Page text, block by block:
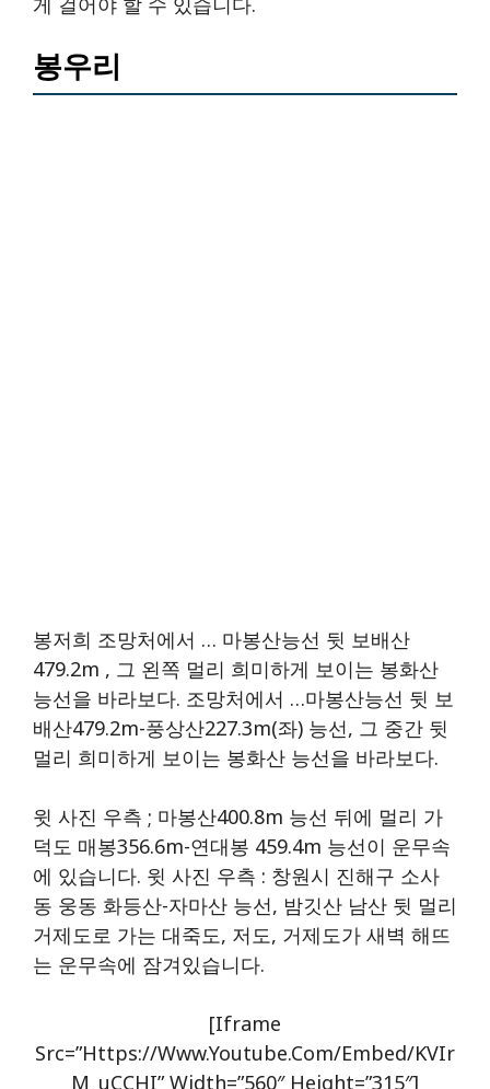
봉우리
봉저희 조망처에서 … 마봉산능선 뒷 보배산
479.2m , 그 왼쪽 멀리 희미하게 보이는 봉화산
능선을 바라보다. 조망처에서 …마봉산능선 뒷 보
배산479.2m-풍상산227.3m(좌) 능선, 그 중간 뒷
멀리 희미하게 보이는 봉화산 능선을 바라보다.
윗 사진 우측 ; 마봉산400.8m 능선 뒤에 멀리 가
덕도 매봉356.6m-연대봉 459.4m 능선이 운무속
에 있습니다. 윗 사진 우측 : 창원시 진해구 소사
동 웅동 화등산-자마산 능선, 밤깃산 남산 뒷 멀리
거제도로 가는 대죽도, 저도, 거제도가 새벽 해뜨
는 운무속에 잠겨있습니다.
[iframe
Src=”https://www.youtube.com/embed/KVIr
M_uCCHI” Width=”560″ Height=”315″]